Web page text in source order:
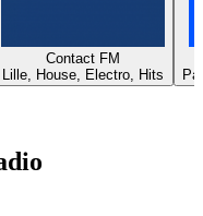
Contact FM
Lille, House, Electro, Hits